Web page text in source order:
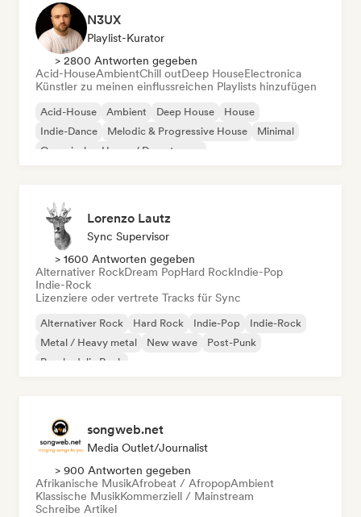
N3UX
Playlist-Kurator
> 2800 Antworten gegeben
Acid-HouseAmbientChill outDeep HouseElectronica
Künstler zu meinen einflussreichen Playlists hinzufügen
Acid-House Ambient Deep House
House
Indie-Dance
Melodic & Progressive House
Minimal
Organischer House / Downtempo
Lorenzo Lautz
Sync Supervisor
> 1600 Antworten gegeben
Alternativer RockDream PopHard RockIndie-Pop
Indie-Rock
Lizenziere oder vertrete Tracks für Sync
Alternativer Rock Hard Rock Indie-Pop
Indie-Rock
Metal / Heavy metal
New wave
Post-Punk
Psychedelic Rock
songweb.net
Media Outlet/Journalist
> 900 Antworten gegeben
Afrikanische MusikAfrobeat / AfropopAmbient
Klassische MusikKommerziell / Mainstream
Schreibe Artikel